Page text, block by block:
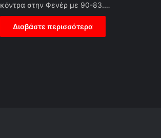
κόντρα στην Φενέρ με 90-83.…
Διαβάστε περισσότερα